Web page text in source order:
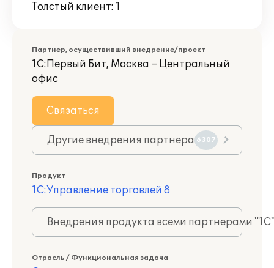
Толстый клиент: 1
Партнер, осуществивший внедрение/проект
1С:Первый Бит, Москва – Центральный
офис
Связаться
Другие внедрения партнера 6307
Продукт
1С:Управление торговлей 8
Внедрения продукта всеми партнерами
Отрасль / Функциональная задача